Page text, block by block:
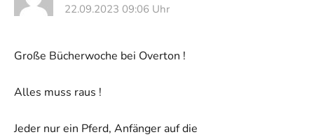
22.09.2023 09:06 Uhr
Große Bücherwoche bei Overton !
Alles muss raus !
Jeder nur ein Pferd, Anfänger auf die